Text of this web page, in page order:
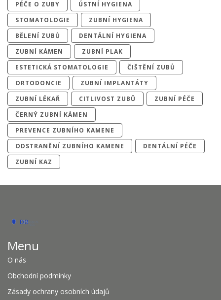
PÉČE O ZUBY
ÚSTNÍ HYGIENA
STOMATOLOGIE
ZUBNÍ HYGIENA
BĚLENÍ ZUBŮ
DENTÁLNÍ HYGIENA
ZUBNÍ KÁMEN
ZUBNÍ PLAK
ESTETICKÁ STOMATOLOGIE
ČIŠTĚNÍ ZUBŮ
ORTODONCIE
ZUBNÍ IMPLANTÁTY
ZUBNÍ LÉKAŘ
CITLIVOST ZUBŮ
ZUBNÍ PÉČE
ČERNÝ ZUBNÍ KÁMEN
PREVENCE ZUBNÍHO KAMENE
ODSTRANĚNÍ ZUBNÍHO KAMENE
DENTÁLNÍ PÉČE
ZUBNÍ KAZ
Menu
O nás
Obchodní podmínky
Zásady ochrany osobních údajů